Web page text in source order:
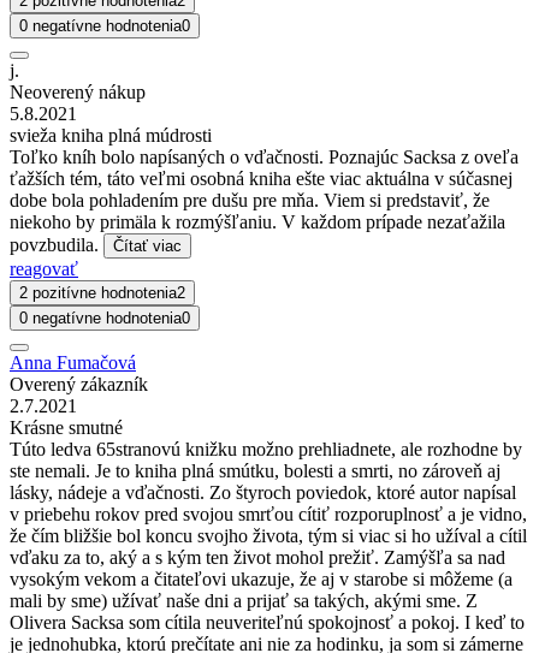
0 negatívne hodnotenia0
j.
Neoverený nákup
5.8.2021
svieža kniha plná múdrosti
Toľko kníh bolo napísaných o vďačnosti. Poznajúc Sacksa z oveľa
ťažších tém, táto veľmi osobná kniha ešte viac aktuálna v súčasnej
dobe bola pohladením pre dušu pre mňa. Viem si predstaviť, že
niekoho by primäla k rozmýšľaniu. V každom prípade nezaťažila
povzbudila.
Čítať viac
reagovať
2 pozitívne hodnotenia2
0 negatívne hodnotenia0
Anna Fumačová
Overený zákazník
2.7.2021
Krásne smutné
Túto ledva 65stranovú knižku možno prehliadnete, ale rozhodne by
ste nemali. Je to kniha plná smútku, bolesti a smrti, no zároveň aj
lásky, nádeje a vďačnosti. Zo štyroch poviedok, ktoré autor napísal
v priebehu rokov pred svojou smrťou cítiť rozporuplnosť a je vidno,
že čím bližšie bol koncu svojho života, tým si viac si ho užíval a cítil
vďaku za to, aký a s kým ten život mohol prežiť. Zamýšľa sa nad
vysokým vekom a čitateľovi ukazuje, že aj v starobe si môžeme (a
mali by sme) užívať naše dni a prijať sa takých, akými sme. Z
Olivera Sacksa som cítila neuveriteľnú spokojnosť a pokoj. I keď to
je jednohubka, ktorú prečítate ani nie za hodinku, ja som si zámerne